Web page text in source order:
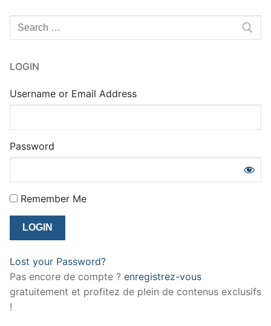
Rechercher
:
LOGIN
Username or Email Address
Password
Remember Me
Lost your Password?
Pas encore de compte ? enregistrez-vous
gratuitement et profitez de plein de contenus exclusifs
!